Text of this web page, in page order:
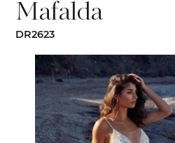
Mafalda
DR2623